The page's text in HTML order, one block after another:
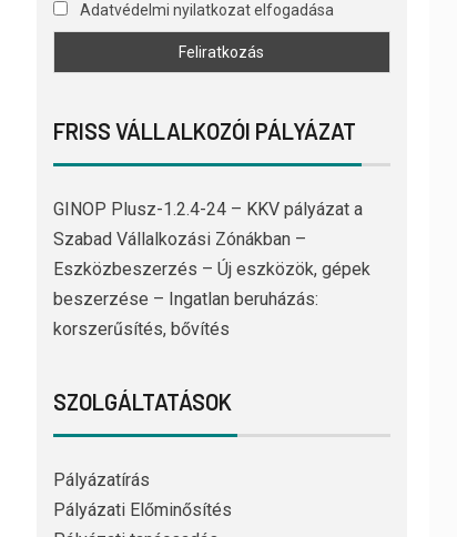
Adatvédelmi nyilatkozat elfogadása
FRISS VÁLLALKOZÓI PÁLYÁZAT
GINOP Plusz-1.2.4-24 – KKV pályázat a
Szabad Vállalkozási Zónákban –
Eszközbeszerzés – Új eszközök, gépek
beszerzése – Ingatlan beruházás:
korszerűsítés, bővítés
SZOLGÁLTATÁSOK
Pályázatírás
Pályázati Előminősítés